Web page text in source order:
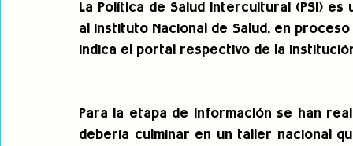
La Política de Salud Intercultural (PSI)
al Instituto Nacional de Salud, en
indica el portal respectivo de la
Para la etapa de Información se han
debería culminar en un taller nacional